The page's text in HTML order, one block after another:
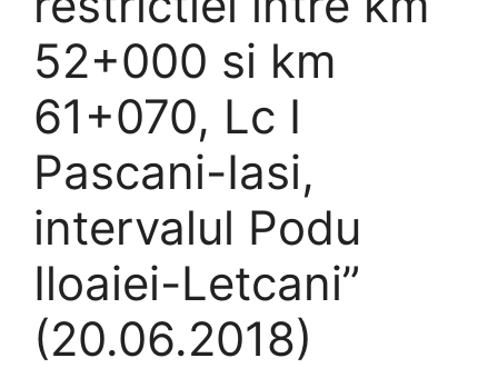
52+000 si km
61+070, Lc I
Pascani-Iasi,
intervalul Podu
Iloaiei-Letcani”
(20.06.2018)